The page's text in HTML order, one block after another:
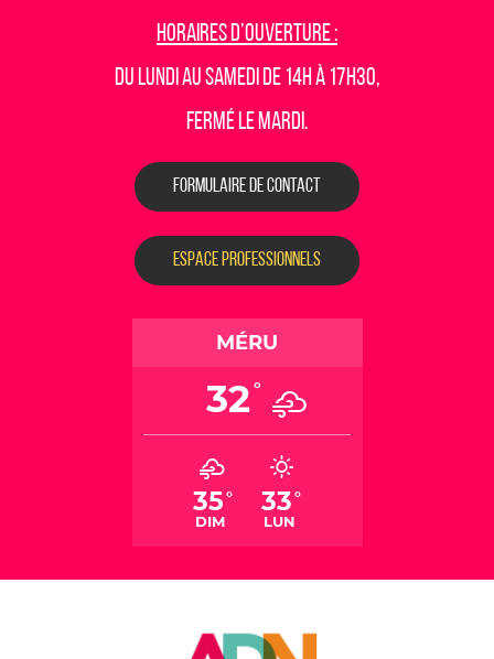
Horaires d’ouverture :
Du lundi au samedi de 14h à 17h30,
fermé le mardi.
FORMULAIRE DE CONTACT
ESPACE PROFESSIONNELS
MÉRU
32°
35°
DIM
33°
LUN